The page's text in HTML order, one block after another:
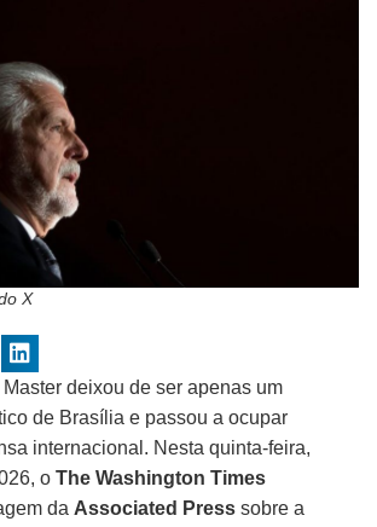
X
deixou de ser apenas um
de Brasília e passou a ocupar
internacional. Nesta quinta-feira,
o The Washington Times
da Associated Press sobre a